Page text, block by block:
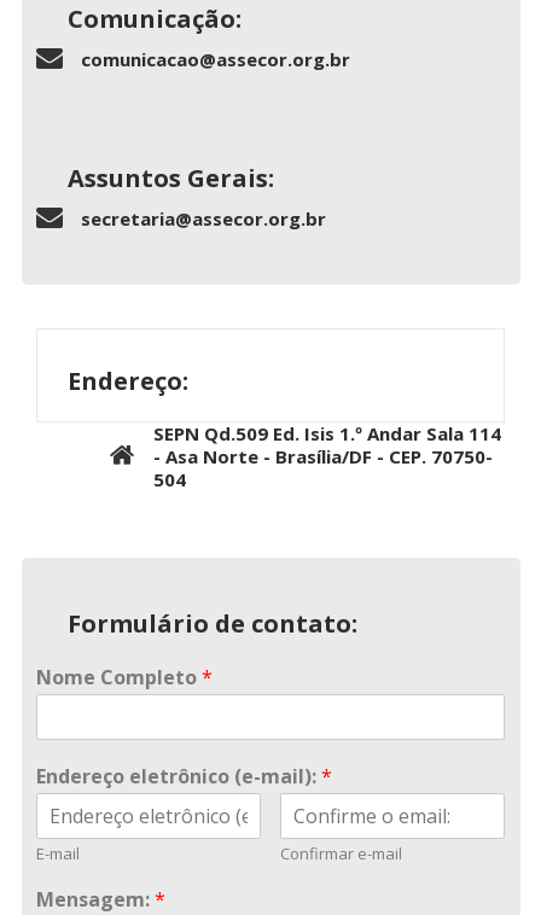
Comunicação:
comunicacao@assecor.org.br
Assuntos Gerais:
secretaria@assecor.org.br
Endereço:
SEPN Qd.509 Ed. Isis 1.º Andar Sala 114
- Asa Norte - Brasília/DF - CEP. 70750-
504
Formulário de contato:
Nome Completo*
Endereço eletrônico (e-mail):*
E-mail Confirmar e-mail
Mensagem:*